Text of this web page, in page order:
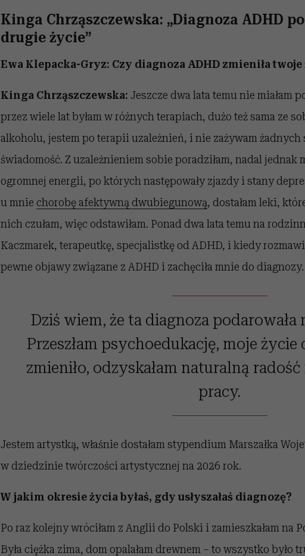
Kinga Chrząszczewska: „Diagnoza ADHD
drugie życie”
Ewa Klepacka-Gryz: Czy diagnoza ADHD zmieniła twoje
Kinga Chrząszczewska: Jeszcze dwa lata temu nie miałam
przez wiele lat byłam w różnych terapiach, dużo też sama ze
alkoholu, jestem po terapii uzależnień, i nie zażywam
świadomość. Z uzależnieniem sobie poradziłam, nadal jednak
ogromnej energii, po których następowały zjazdy i stany
u mnie chorobę afektywną dwubiegunową, dostałam leki,
nich czułam, więc odstawiłam. Ponad dwa lata temu na
Kaczmarek, terapeutkę, specjalistkę od ADHD, i kiedy
pewne objawy związane z ADHD i zachęciła mnie do diagnozy.
Dziś wiem, że ta diagnoza podarowała
Przeszłam psychoedukację, moje
zmieniło, odzyskałam naturalną
pracy.
Jestem artystką, właśnie dostałam stypendium Marszałka
w dziedzinie twórczości artystycznej na 2026 rok.
W jakim okresie życia byłaś, gdy usłyszałaś diagnozę?
Po raz kolejny wróciłam z Anglii do Polski i zamieszkałam na
Była ciężka zima, dom opalałam drewnem – to wszystko było